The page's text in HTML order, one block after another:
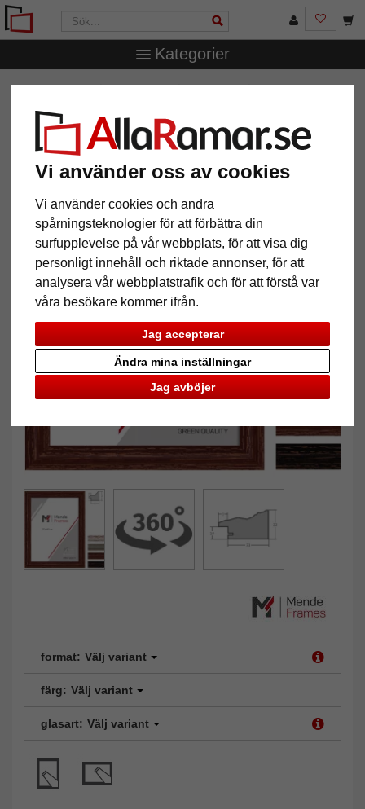
Vi använder oss av cookies
Vi använder cookies och andra
spårningsteknologier för att förbättra din
surfupplevelse på vår webbplats, för att visa dig
personligt innehåll och riktade annonser, för att
analysera vår webbplatstrafik och för att förstå var
våra besökare kommer ifrån.
Jag accepterar
Jag avböjer
Ändra mina inställningar
Kategorier
Träram Mandraka
Tillbaka
format: Välj variant
färg: Välj variant
glasart: Välj variant